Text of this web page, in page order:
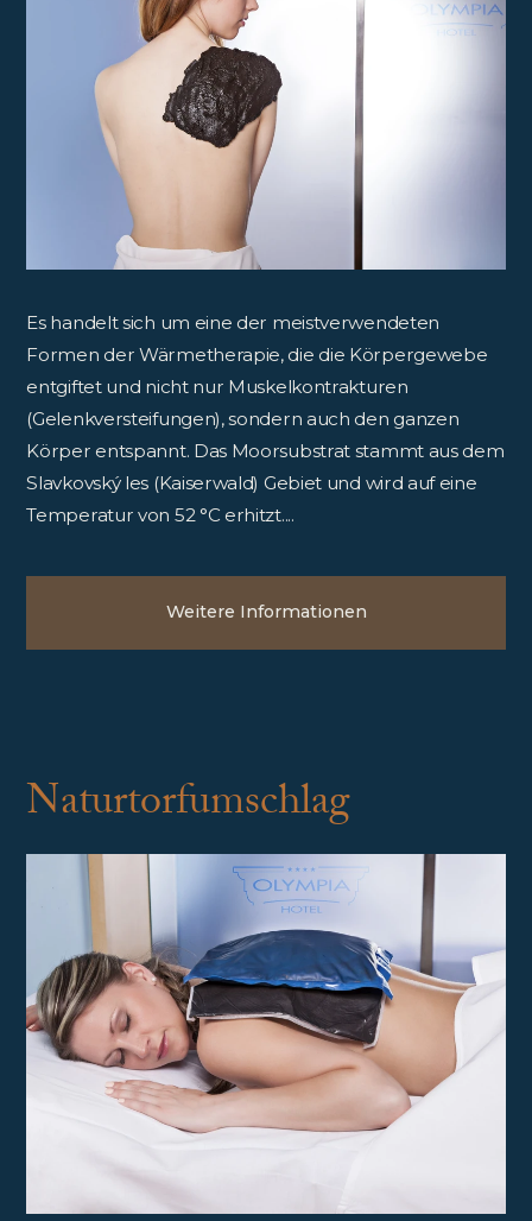
Es handelt sich um eine der meistverwendeten
Formen der Wärmetherapie, die die Körpergewebe
entgiftet und nicht nur Muskelkontrakturen
(Gelenkversteifungen), sondern auch den ganzen
Körper entspannt. Das Moorsubstrat stammt aus dem
Slavkovský les (Kaiserwald) Gebiet und wird auf eine
Temperatur von 52 °C erhitzt....
Weitere Informationen
Naturtorfumschlag